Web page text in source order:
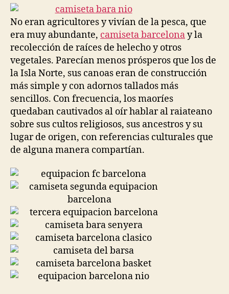
entrada
entrada
No eran agricultores y vivían de la pesca, que
era muy abundante, camiseta barcelonay la
recolección de raíces de helecho y otros
vegetales. Parecían menos prósperos que los de
la Isla Norte, sus canoas eran de construcción
más simple y con adornos tallados más
sencillos. Con frecuencia, los maoríes
quedaban cautivados al oír hablar al raiateano
sobre sus cultos religiosos, sus ancestros y su
lugar de origen, con referencias culturales que
de alguna manera compartían.